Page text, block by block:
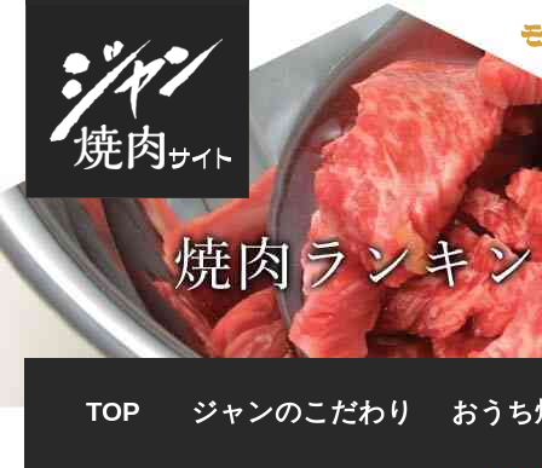
TOP ジャンのこだわり おうち